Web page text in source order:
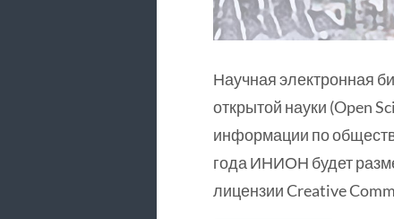
Научная электронная
открытой науки (Open
информации по
года ИНИОН будет
лицензии Creative